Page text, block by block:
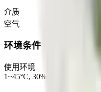
介质
空气
环境条件
使用环境
1~45°C, 30%~85%RH